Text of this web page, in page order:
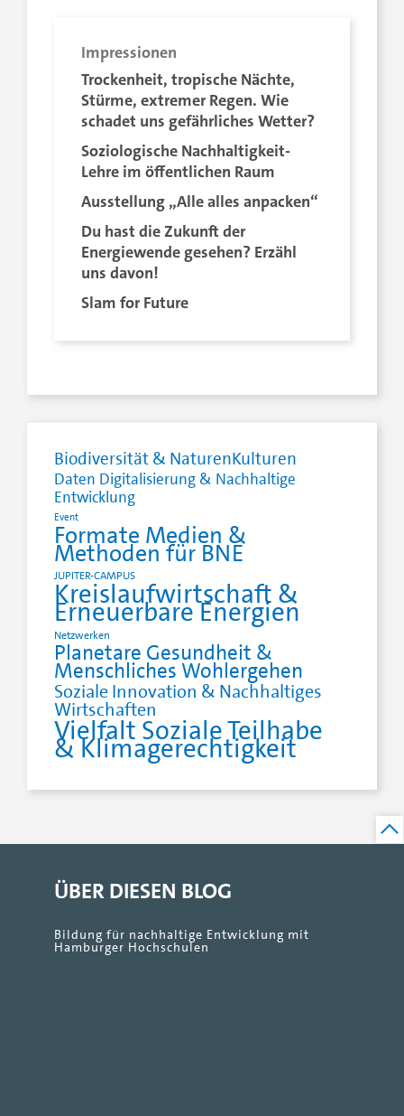
Impressionen
Trockenheit, tropische Nächte,
Stürme, extremer Regen. Wie
schadet uns gefährliches Wetter?
Soziologische Nachhaltigkeit-
Lehre im öffentlichen Raum
Ausstellung „Alle alles anpacken“
Du hast die Zukunft der
Energiewende gesehen? Erzähl
uns davon!
Slam for Future
Biodiversität & NaturenKulturen
Daten Digitalisierung & Nachhaltige
Entwicklung
Event
Formate Medien &
Methoden für BNE
JUPITER-CAMPUS
Kreislaufwirtschaft &
Erneuerbare Energien
Netzwerken
Planetare Gesundheit &
Menschliches Wohlergehen
Soziale Innovation & Nachhaltiges
Wirtschaften
Vielfalt Soziale Teilhabe
& Klimagerechtigkeit
ÜBER DIESEN BLOG
Bildung für nachhaltige Entwicklung mit
Hamburger Hochschulen